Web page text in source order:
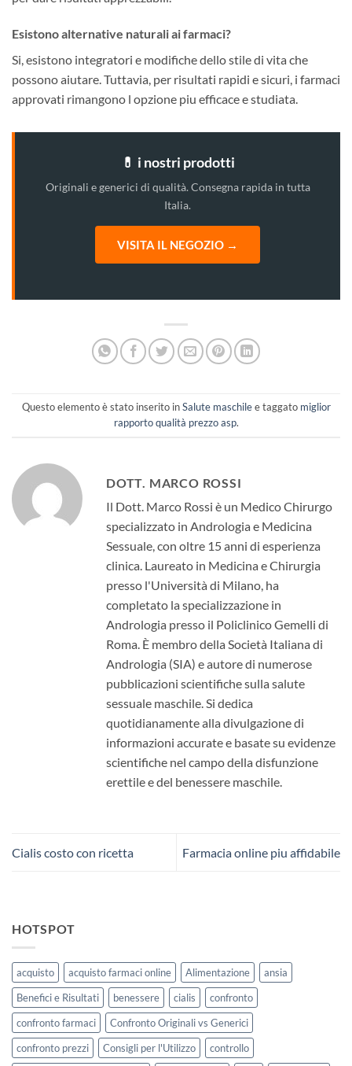
Esistono alternative naturali ai farmaci?
Si, esistono integratori e modifiche dello stile di vita che
possono aiutare. Tuttavia, per risultati rapidi e sicuri, i farmaci
approvati rimangono l opzione piu efficace e studiata.
💊 i nostri prodotti
Originali e generici di qualità. Consegna rapida in tutta
Italia.
VISITA IL NEGOZIO →
Questo elemento è stato inserito inSalute maschilee taggato miglior
rapporto qualità prezzo asp.
DOTT. MARCO ROSSI
Il Dott. Marco Rossi è un Medico Chirurgo
specializzato in Andrologia e Medicina
Sessuale, con oltre 15 anni di esperienza
clinica. Laureato in Medicina e Chirurgia
presso l'Università di Milano, ha
completato la specializzazione in
Andrologia presso il Policlinico Gemelli di
Roma. È membro della Società Italiana di
Andrologia (SIA) e autore di numerose
pubblicazioni scientifiche sulla salute
sessuale maschile. Si dedica
quotidianamente alla divulgazione di
informazioni accurate e basate su evidenze
scientifiche nel campo della disfunzione
erettile e del benessere maschile.
Cialis costo con ricetta Farmacia online piu affidabile
HOTSPOT
acquisto acquisto farmaci online Alimentazione
ansia
Benefici e Risultati
benessere cialis
confronto
confronto farmaci
Confronto Originali vs Generici
confronto prezzi
Consigli per l'Utilizzo
controllo